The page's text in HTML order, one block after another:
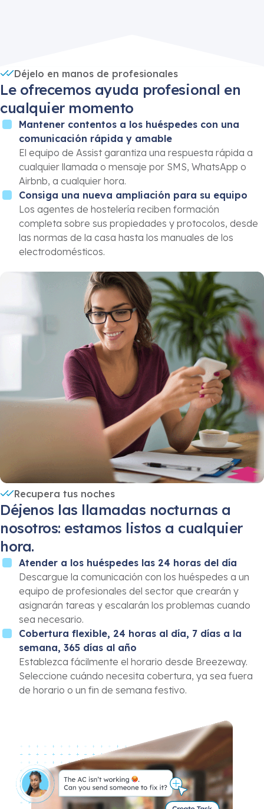
Déjelo en manos de profesionales
Le ofrecemos ayuda profesional en
cualquier momento
Mantener contentos a los huéspedes con una
comunicación rápida y amable
El equipo de Assist garantiza una respuesta rápida a
cualquier llamada o mensaje por SMS, WhatsApp o
Airbnb, a cualquier hora.
Consiga una nueva ampliación para su equipo
Los agentes de hostelería reciben formación
completa sobre sus propiedades y protocolos, desde
las normas de la casa hasta los manuales de los
electrodomésticos.
Recupera tus noches
Déjenos las llamadas nocturnas a
nosotros: estamos listos a cualquier
hora.
Atender a los huéspedes las 24 horas del día
Descargue la comunicación con los huéspedes a un
equipo de profesionales del sector que crearán y
asignarán tareas y escalarán los problemas cuando
sea necesario.
Cobertura flexible, 24 horas al día, 7 días a la
semana, 365 días al año
Establezca fácilmente el horario desde Breezeway.
Seleccione cuándo necesita cobertura, ya sea fuera
de horario o un fin de semana festivo.